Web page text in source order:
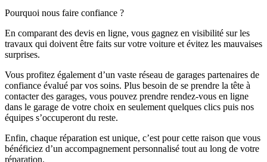
Pourquoi nous faire confiance ?
En comparant des devis en ligne, vous gagnez en visibilité sur les
travaux qui doivent être faits sur votre voiture et évitez les mauvaises
surprises.
Vous profitez également d’un vaste réseau de garages partenaires de
confiance évalué par vos soins. Plus besoin de se prendre la tête à
contacter des garages, vous pouvez prendre rendez-vous en ligne
dans le garage de votre choix en seulement quelques clics puis nos
équipes s’occuperont du reste.
Enfin, chaque réparation est unique, c’est pour cette raison que vous
bénéficiez d’un accompagnement personnalisé tout au long de votre
réparation.